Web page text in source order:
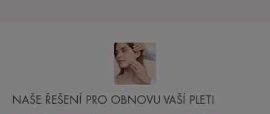
NAŠE ŘEŠENÍ PRO OBNOVU VAŠÍ PLETI